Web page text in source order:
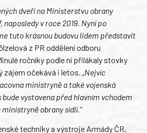
dveří na Ministerstvu obrany
naposledy v roce 2019. Nyní po
tuto krásnou budovu lidem představit
z PR oddělení odboru
ročníky podle ní přilákaly stovky
očekává i letos.
„Nejvíc
ministryně a také vojenská
vystavena před hlavním vchodem
ministryně obrany sídlí.“
techniky a výstroje Armády ČR,